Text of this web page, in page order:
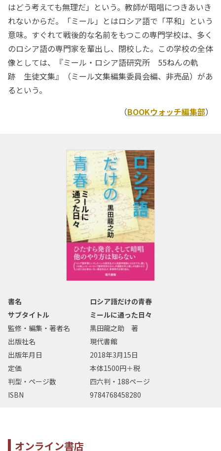
はどう考えても無理だ」という。教師が暗唱につきあいき
れないからだ。「ミール」とはロシア語で「平和」という
意味。すぐれて戦後的な名前をもつこの専門学校は、多く
のロシア語の専門家を輩出し、閉校した。この学校の全体
像としては、『ミール・ロシア語研究所 55ねんの軌
跡 生徒文集』（ミール文集編集委員会編、非売品）があ
るという。
（BOOKウォッチ編集部）
書名
ロシア語だけの青春
サブタイトル
ミールに通った日々
監修・編集・著者名
黒田龍之助 著
出版社名
現代書館
出版年月日
2018年3月15日
定価
本体1500円＋税
判型・ページ数
四六判・188ページ
ISBN
9784768458280
オンライン書店